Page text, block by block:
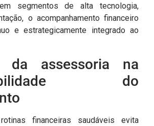
segmentos de alta tecnologia,
o acompanhamento financeiro
e estrategicamente integrado ao
da assessoria na
do
financeiras saudáveis evita